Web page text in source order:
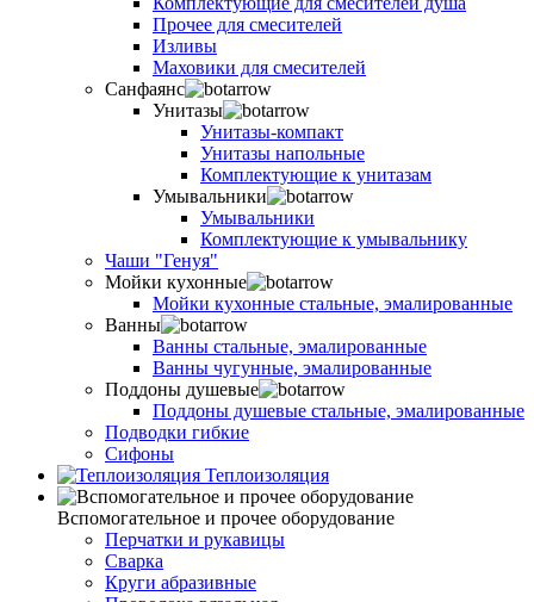
Прочее для смесителей
Изливы
Маховики для смесителей
Санфаянс
Унитазы
Унитазы-компакт
Унитазы напольные
Комплектующие к унитазам
Умывальники
Умывальники
Комплектующие к умывальнику
Чаши "Генуя"
Мойки кухонные
Мойки кухонные стальные, эмалированные
Ванны
Ванны стальные, эмалированные
Ванны чугунные, эмалированные
Поддоны душевые
Поддоны душевые стальные, эмалированные
Подводки гибкие
Сифоны
Теплоизоляция
Вспомогательное и прочее оборудование
Перчатки и рукавицы
Сварка
Круги абразивные